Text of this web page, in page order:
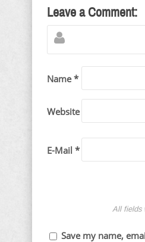
Leave a Comment:
Name *
Website
E-Mail *
All fields
Save my name,